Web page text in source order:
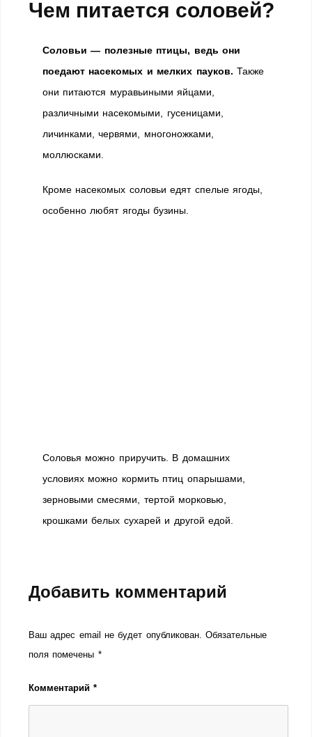
Чем питается соловей?
Соловьи — полезные птицы, ведь они
поедают насекомых и мелких пауков. Также
они питаются муравьиными яйцами,
различными насекомыми, гусеницами,
личинками, червями, многоножками,
моллюсками.
Кроме насекомых соловьи едят спелые ягоды,
особенно любят ягоды бузины.
Соловья можно приручить. В домашних
условиях можно кормить птиц опарышами,
зерновыми смесями, тертой морковью,
крошками белых сухарей и другой едой.
Добавить комментарий
Ваш адрес email не будет опубликован. Обязательные
поля помечены *
Комментарий*